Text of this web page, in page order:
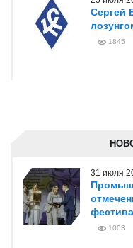
Сергей
1845
31 июля
1003